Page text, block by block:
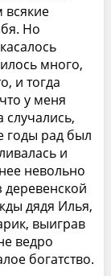
всякие
Но
много,
и тогда
у меня
годы рад был
и
невольно
дядя Илья,
выиграв
ведро
богатство.